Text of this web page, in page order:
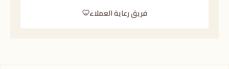
فريق رعاية العملاء